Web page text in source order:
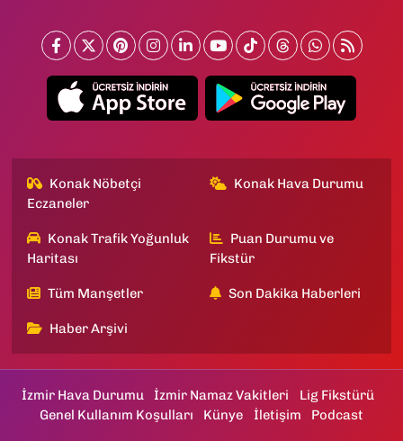
Konak Nöbetçi
Eczaneler
Konak Hava Durumu
Konak Trafik Yoğunluk
Haritası
Puan Durumu ve
Fikstür
Tüm Manşetler Son Dakika Haberleri
Haber Arşivi
İzmir Hava Durumu İzmir Namaz Vakitleri
Lig Fikstürü
Genel Kullanım Koşulları
Künye İletişim Podcast